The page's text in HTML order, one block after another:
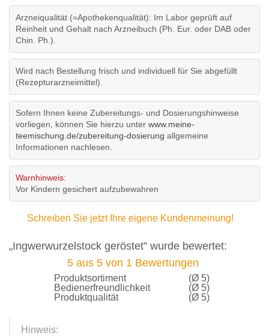
Arzneiqualität (=Apothekenqualität): Im Labor geprüft auf
Reinheit und Gehalt nach Arzneibuch (Ph. Eur. oder DAB oder
Chin. Ph.).
Wird nach Bestellung frisch und individuell für Sie abgefüllt
(Rezepturarzneimittel).
Sofern Ihnen keine Zubereitungs- und Dosierungshinweise
vorliegen, können Sie hierzu unter www.meine-
teemischung.de/zubereitung-dosierung allgemeine
Informationen nachlesen.
Warnhinweis:
Vor Kindern gesichert aufzubewahren
Schreiben Sie jetzt Ihre eigene Kundenmeinung!
„Ingwerwurzelstock geröstet” wurde bewertet:
5 aus 5 von 1 Bewertungen
Produktsortiment
(Ø 5)
Bedienerfreundlichkeit
(Ø 5)
Produktqualität
(Ø 5)
Hinweis: